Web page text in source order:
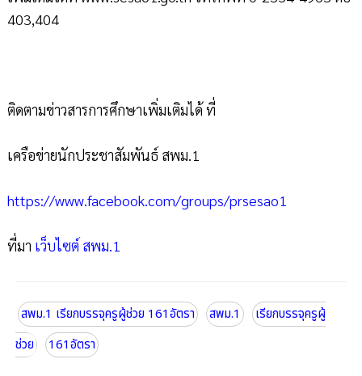
403,404
ติดตามข่าวสารการศึกษาเพิ่มเติมได้ ที่
เครือข่ายนักประชาสัมพันธ์ สพม.1
https://www.facebook.com/groups/prsesao1
ที่มา เว็บไซต์ สพม.1
สพม.1 เรียกบรรจุครูผู้ช่วย 161อัตรา สพม.1
เรียกบรรจุครูผู้
ช่วย
161อัตรา